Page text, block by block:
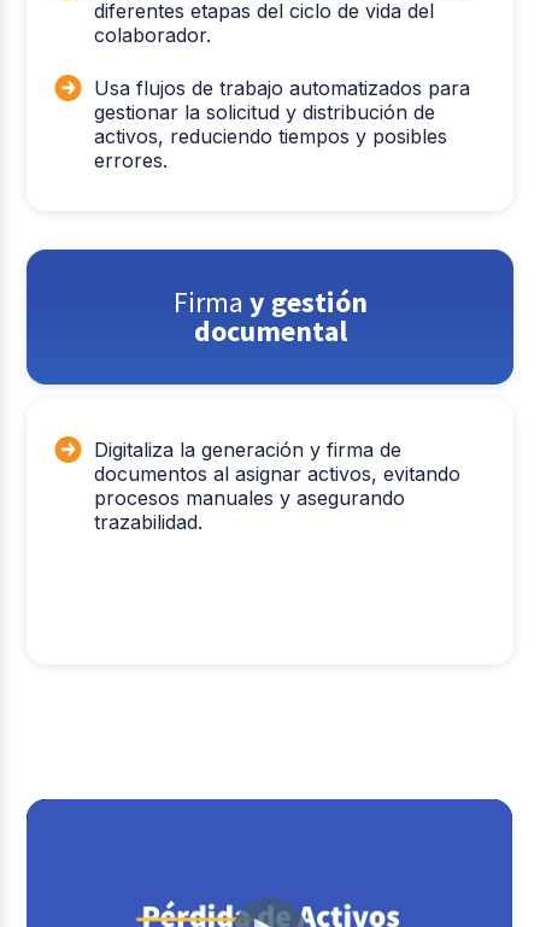
diferentes etapas del ciclo de vida del
colaborador.
Usa flujos de trabajo automatizados para
gestionar la solicitud y distribución de
activos, reduciendo tiempos y posibles
errores.
Firma y gestión
documental
Digitaliza la generación y firma de
documentos al asignar activos, evitando
procesos manuales y asegurando
trazabilidad.